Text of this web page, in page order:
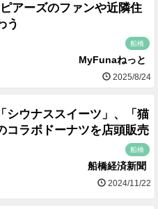
アーズのファンや近隣住
う
船橋
MyFunaねっと
2025/8/24
シウナススイーツ」、「猫
コラボドーナツを店頭販売
船橋
船橋経済新聞
2024/11/22